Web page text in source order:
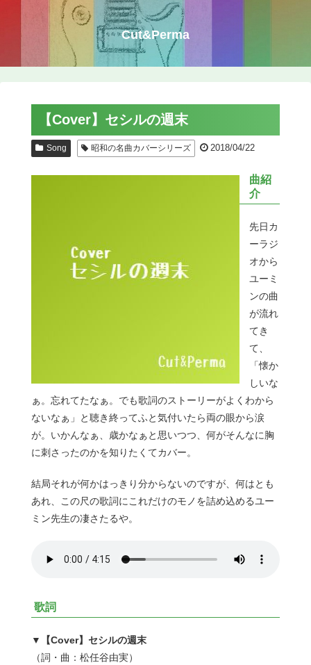
Cut&Perma
【Cover】セシルの週末
Song 昭和の名曲カバーシリーズ 2018/04/22
曲紹
介
先日カ
ーラジ
オから
ユーミ
ンの曲
が流れ
てき
て、
「懐か
しいな
ぁ。忘れてたなぁ。でも歌詞のストーリーがよくわから
ないなぁ」と聴き終ってふと気付いたら両の眼から涙
が。いかんなぁ、歳かなぁと思いつつ、何がそんなに胸
に刺さったのかを知りたくてカバー。
結局それが何かはっきり分からないのですが、何はとも
あれ、この尺の歌詞にこれだけのモノを詰め込めるユー
ミン先生の凄さたるや。
歌詞
▼【Cover】セシルの週末
（詞・曲：松任谷由実）